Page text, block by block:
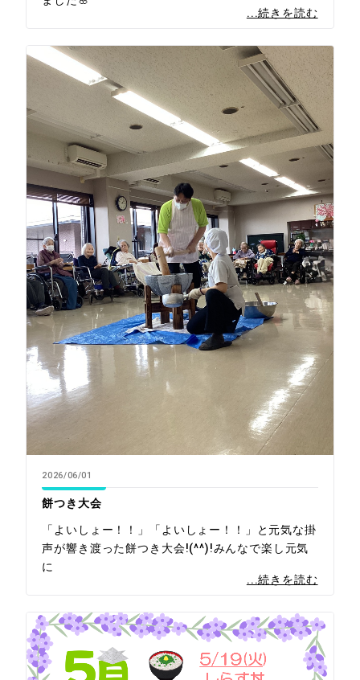
...続きを読む
2026/06/01
餅つき大会
「よいしょー！！」「よいしょー！！」と元気な掛
声が響き渡った餅つき大会!(^^)!みんなで楽し元気
に
...続きを読む